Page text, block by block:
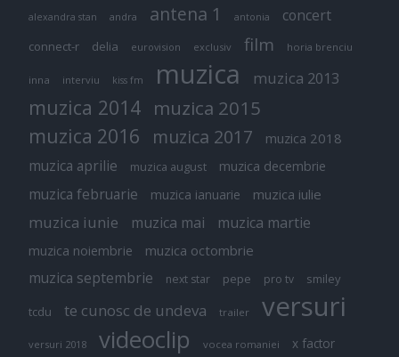
alexandra stan andra antena 1 antonia concert
connect-r delia eurovision exclusiv film horia brenciu
inna interviu kiss fm muzica muzica 2013
muzica 2014 muzica 2015
muzica 2016 muzica 2017 muzica 2018
muzica aprilie muzica august muzica decembrie
muzica februarie muzica ianuarie muzica iulie
muzica iunie muzica mai muzica martie
muzica noiembrie muzica octombrie
muzica septembrie next star pepe pro tv smiley
tcdu te cunosc de undeva trailer versuri
versuri 2018 videoclip vocea romaniei x factor